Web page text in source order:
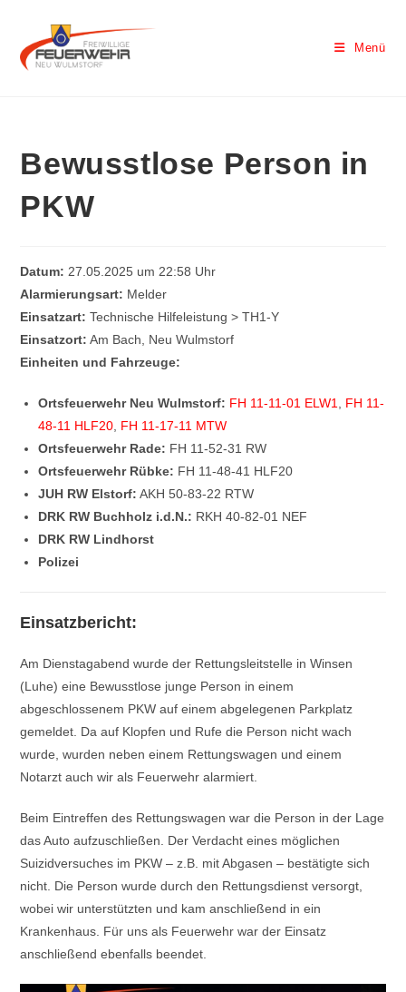
Menü
Bewusstlose Person in
PKW
Datum: 27.05.2025 um 22:58 Uhr
Alarmierungsart: Melder
Einsatzart: Technische Hilfeleistung > TH1-Y
Einsatzort: Am Bach, Neu Wulmstorf
Einheiten und Fahrzeuge:
Ortsfeuerwehr Neu Wulmstorf: FH 11-11-01 ELW1
FH 11-
48-11 HLF20 FH 11-17-11 MTW
Ortsfeuerwehr Rade: FH 11-52-31 RW
Ortsfeuerwehr Rübke: FH 11-48-41 HLF20
JUH RW Elstorf: AKH 50-83-22 RTW
DRK RW Buchholz i.d.N.: RKH 40-82-01 NEF
DRK RW Lindhorst
Polizei
Einsatzbericht:
Am Dienstagabend wurde der Rettungsleitstelle in Winsen
(Luhe) eine Bewusstlose junge Person in einem
abgeschlossenem PKW auf einem abgelegenen Parkplatz
gemeldet. Da auf Klopfen und Rufe die Person nicht wach
wurde, wurden neben einem Rettungswagen und einem
Notarzt auch wir als Feuerwehr alarmiert.
Beim Eintreffen des Rettungswagen war die Person in der Lage
das Auto aufzuschließen. Der Verdacht eines möglichen
Suizidversuches im PKW – z.B. mit Abgasen – bestätigte sich
nicht. Die Person wurde durch den Rettungsdienst versorgt,
wobei wir unterstützten und kam anschließend in ein
Krankenhaus. Für uns als Feuerwehr war der Einsatz
anschließend ebenfalls beendet.